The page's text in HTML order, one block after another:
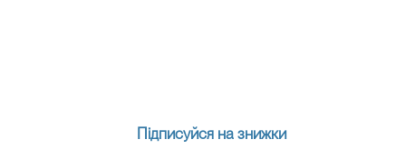
Підписуйся на знижки